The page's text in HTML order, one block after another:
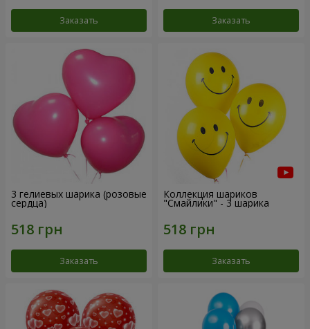
Заказать Заказать
3 гелиевых шарика (розовые
сердца)
Заказать
Коллекция шариков
"Смайлики" - 3 шарика
Заказать